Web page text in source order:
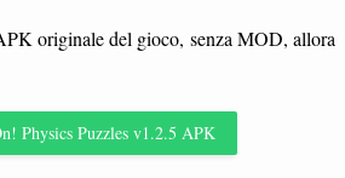
originale del gioco, senza MOD, allora
Physics Puzzles v1.2.5 APK